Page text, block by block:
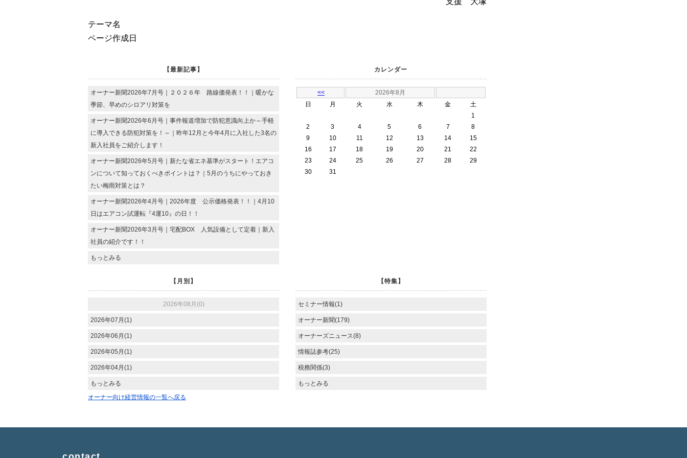
テーマ名
ページ作成日
【最新記事】
オーナー新聞2026年7月号｜２０２６年 路線価発表！！｜暖かな
季節、早めのシロアリ対策を
オーナー新聞2026年6月号｜事件報道増加で防犯意識向上か～手軽
に導入できる防犯対策を！～｜昨年12月と今年4月に入社した3名の
新入社員をご紹介します！
オーナー新聞2026年5月号｜新たな省エネ基準がスタート！エアコ
ンについて知っておくべきポイントは？｜5月のうちにやっておき
たい梅雨対策とは？
オーナー新聞2026年4月号｜2026年度 公示価格発表！！｜4月10
日はエアコン試運転『4運10』の日！！
オーナー新聞2026年3月号｜宅配BOX 人気設備として定着｜新入
社員の紹介です！！
もっとみる
カレンダー
<<
2026年8月
日
月 火 水 木 金
土
1
2
3 4 5 6 7
8
9
10 11 12 13 14
15
16
17 18 19 20 21
22
23
24 25 26 27 28
29
30
31
【月別】
2026年08月(0)
2026年07月(1)
2026年06月(1)
2026年05月(1)
2026年04月(1)
もっとみる
【特集】
セミナー情報(1)
オーナー新聞(179)
オーナーズニュース(8)
情報誌参考(25)
税務関係(3)
もっとみる
オーナー向け経営情報の一覧へ戻る